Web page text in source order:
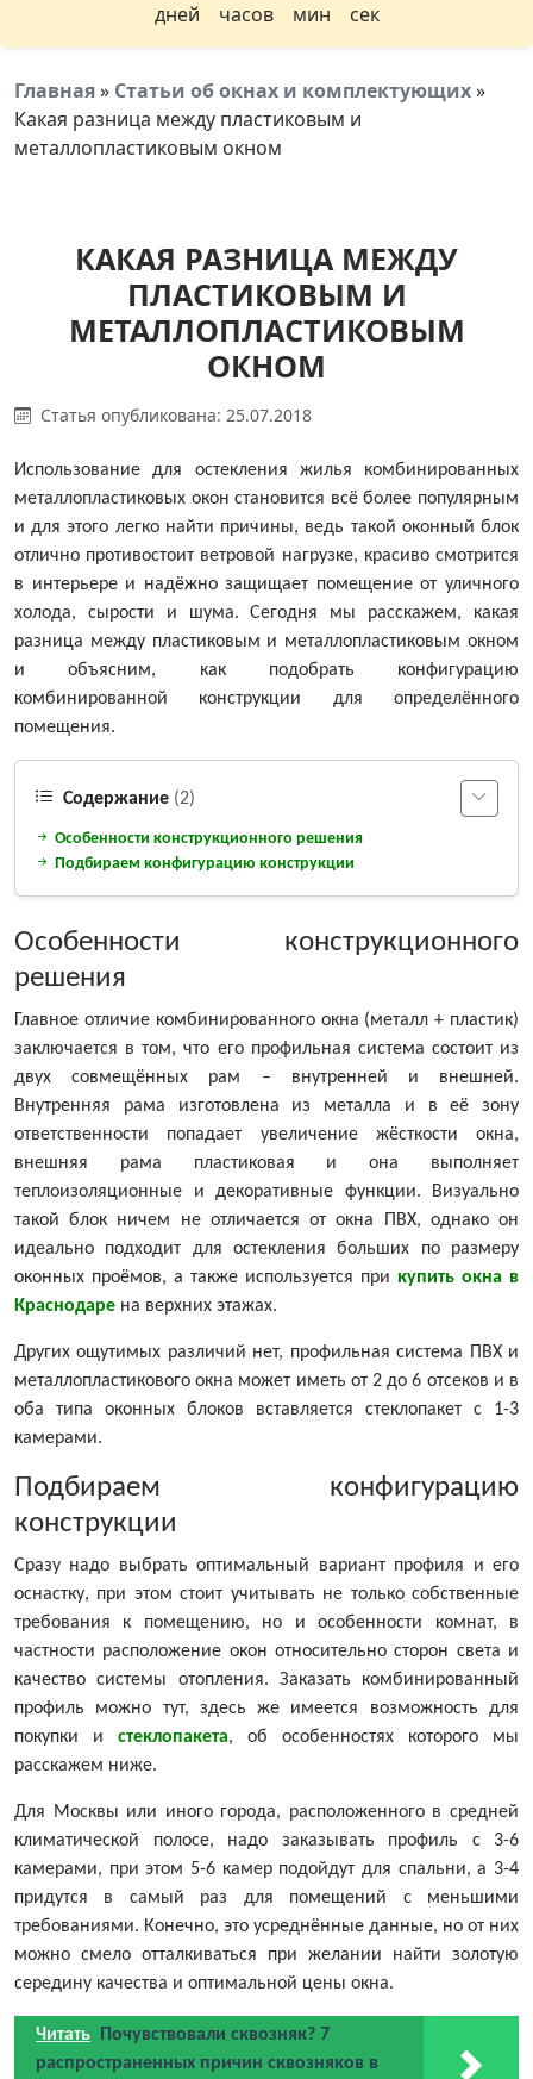
дней часов мин сек
Главная» Статьи об окнах и комплектующих»
Какая разница между пластиковым и
металлопластиковым окном
КАКАЯ РАЗНИЦА МЕЖДУ
ПЛАСТИКОВЫМ И
МЕТАЛЛОПЛАСТИКОВЫМ
ОКНОМ
Статья опубликована: 25.07.2018
Использование для остекления жилья комбинированных
металлопластиковых окон становится всё более популярным
и для этого легко найти причины, ведь такой оконный блок
отлично противостоит ветровой нагрузке, красиво смотрится
в интерьере и надёжно защищает помещение от уличного
холода, сырости и шума. Сегодня мы расскажем, какая
разница между пластиковым и металлопластиковым окном
и объясним, как подобрать конфигурацию
комбинированной конструкции для определённого
помещения.
Содержание (2)
Особенности конструкционного решения
Подбираем конфигурацию конструкции
Особенности конструкционного
решения
Главное отличие комбинированного окна (металл + пластик)
заключается в том, что его профильная система состоит из
двух совмещённых рам – внутренней и внешней.
Внутренняя рама изготовлена из металла и в её зону
ответственности попадает увеличение жёсткости окна,
внешняя рама пластиковая и она выполняет
теплоизоляционные и декоративные функции. Визуально
такой блок ничем не отличается от окна ПВХ, однако он
идеально подходит для остекления больших по размеру
оконных проёмов, а также используется при купить окна в
Краснодаре на верхних этажах.
Других ощутимых различий нет, профильная система ПВХ и
металлопластикового окна может иметь от 2 до 6 отсеков и в
оба типа оконных блоков вставляется стеклопакет с 1-3
камерами.
Подбираем конфигурацию
конструкции
Сразу надо выбрать оптимальный вариант профиля и его
оснастку, при этом стоит учитывать не только собственные
требования к помещению, но и особенности комнат, в
частности расположение окон относительно сторон света и
качество системы отопления. Заказать комбинированный
профиль можно тут, здесь же имеется возможность для
покупки и стеклопакета, об особенностях которого мы
расскажем ниже.
Для Москвы или иного города, расположенного в средней
климатической полосе, надо заказывать профиль с 3-6
камерами, при этом 5-6 камер подойдут для спальни, а 3-4
придутся в самый раз для помещений с меньшими
требованиями. Конечно, это усреднённые данные, но от них
можно смело отталкиваться при желании найти золотую
середину качества и оптимальной цены окна.
Читать
Почувствовали сквозняк? 7
распространенных причин сквозняков в